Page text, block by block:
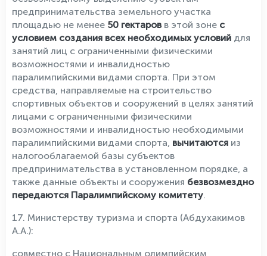
предпринимательства земельного участка
площадью не менее 50 гектаровв этой зоне с
условием создания всех необходимых условий для
занятий лиц с ограниченными физическими
возможностями и инвалидностью
паралимпийскими видами спорта. При этом
средства, направляемые на строительство
спортивных объектов и сооружений в целях занятий
лицами с ограниченными физическими
возможностями и инвалидностью необходимыми
паралимпийскими видами спорта, вычитаются из
налогооблагаемой базы субъектов
предпринимательства в установленном порядке, а
также данные объекты и сооружения безвозмездно
передаются Паралимпийскому комитету.
17. Министерству туризма и спорта (Абдухакимов
А.А.):
совместно с Национальным олимпийским